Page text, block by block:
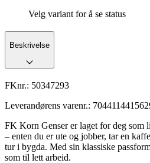
Velg variant for å se status
Beskrivelse
FKnr.: 50347293
Leverandørens varenr.:
FK Korn Genser er laget for deg som
– enten du er ute og jobber, tar en
tur i bygda. Med sin klassiske
som til lett arbeid.